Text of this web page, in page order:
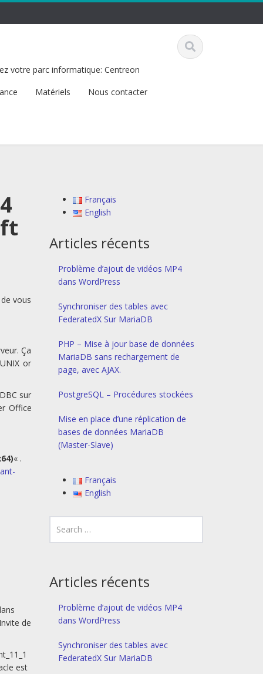
votre parc informatique: Centreon
Matériels
Nous contacter
vous
Ça
or
sur
Office
« .
de
est
Français
English
Articles récents
Problème d’ajout de vidéos MP4
dans WordPress
Synchroniser des tables avec
FederatedX Sur MariaDB
PHP – Mise à jour base de données
MariaDB sans rechargement de
page, avec AJAX.
PostgreSQL – Procédures stockées
Mise en place d’une réplication de
bases de données MariaDB
(Master-Slave)
Français
English
Articles récents
Problème d’ajout de vidéos MP4
dans WordPress
Synchroniser des tables avec
FederatedX Sur MariaDB